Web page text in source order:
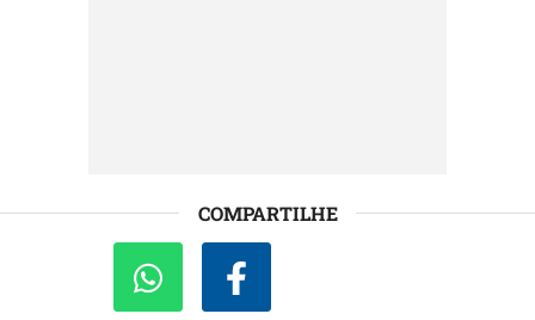
COMPARTILHE